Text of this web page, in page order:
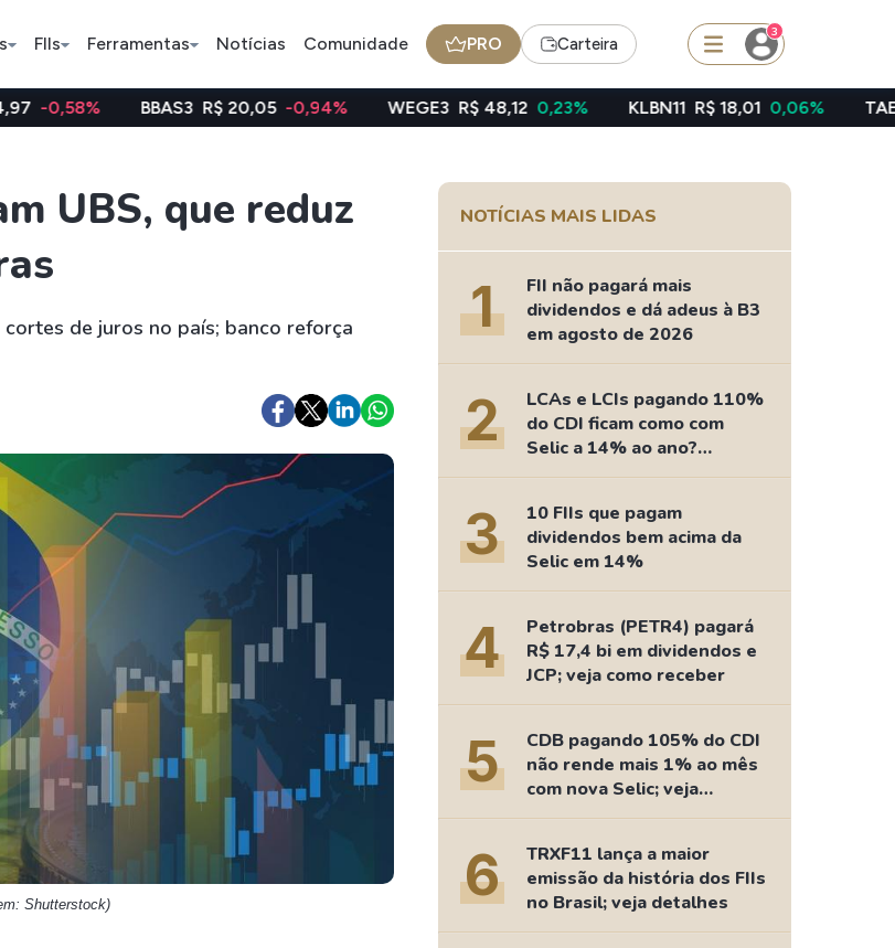
FIIs Ferramentas Notícias Comunidade PRO Carteira
3
Dividendos
Meta
Criptomoedas
Bitcoin
Ethereum
Binance Coin - BNB
Dogecoin
Ideias
Agenda de Dividendos
Radar do Dividendo Inteligente
As Ações Mais Buscadas
Guia do Iniciante
BBAS3 R$ 20,05 -0,94% WEGE3 R$ 48,12 0,23% KLBN11 R$ 18,01 0,06% TAEE11 R$ 39,49
UBS, que reduz
de juros no país; banco reforça
Shutterstock)
NOTÍCIAS MAIS LIDAS
1
FII não pagará mais
dividendos e dá adeus à B3
em agosto de 2026
2
LCAs e LCIs pagando 110%
do CDI ficam como com
Selic a 14% ao ano?
Fizemos as contas
3
10 FIIs que pagam
dividendos bem acima da
Selic em 14%
4
Petrobras (PETR4) pagará
R$ 17,4 bi em dividendos e
JCP; veja como receber
5
CDB pagando 105% do CDI
não rende mais 1% ao mês
com nova Selic; veja
retorno
6
TRXF11 lança a maior
emissão da história dos FIIs
no Brasil; veja detalhes